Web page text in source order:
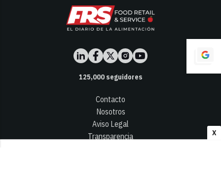
X
125,000seguidores
Contacto
Nosotros
Aviso Legal
Transparencia